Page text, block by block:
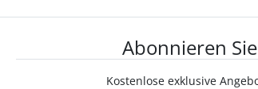
Abonnieren
Kostenlose exklusive